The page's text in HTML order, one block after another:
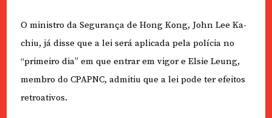
O ministro da Segurança de Hong Kong, John Lee Ka-
chiu, já disse que a lei será aplicada pela polícia no
“primeiro dia” em que entrar em vigor e Elsie Leung,
membro do CPAPNC, admitiu que a lei pode ter efeitos
retroativos.